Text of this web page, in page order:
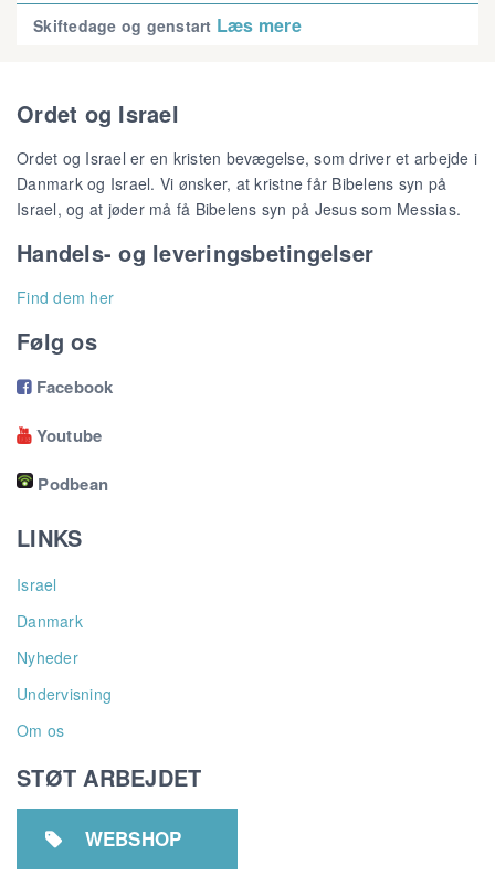
Skiftedage og genstart Læs mere
Ordet og Israel
Ordet og Israel er en kristen bevægelse, som driver et arbejde i
Danmark og Israel. Vi ønsker, at kristne får Bibelens syn på
Israel, og at jøder må få Bibelens syn på Jesus som Messias.
Handels- og leveringsbetingelser
Find dem her
Følg os
Facebook
Youtube
Podbean
LINKS
Israel
Danmark
Nyheder
Undervisning
Om os
STØT ARBEJDET
 WEBSHOP